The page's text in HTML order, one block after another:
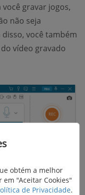
gravar jogos,
não seja
você também
vídeo gravado
obtém a melhor
"Aceitar Cookies"
de Privacidade.